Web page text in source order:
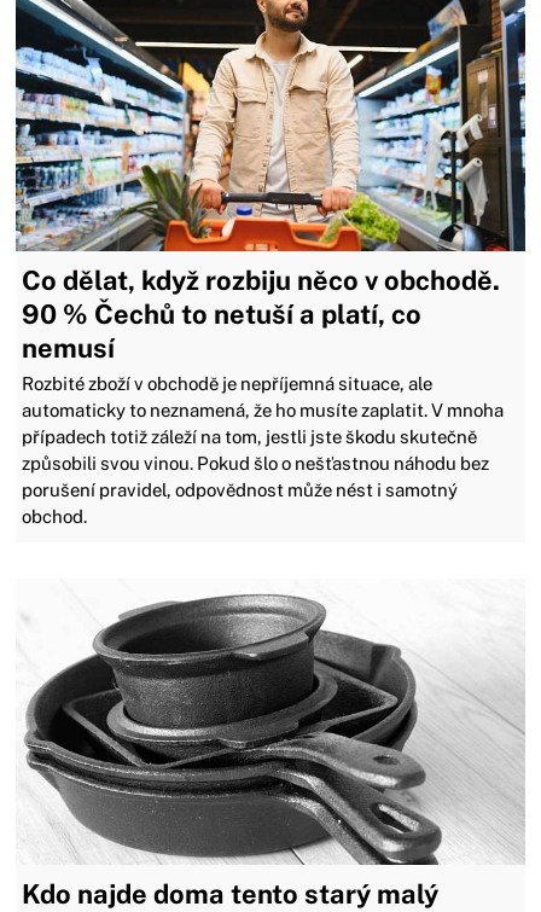
Co dělat, když rozbiju něco v obchodě.
90 % Čechů to netuší a platí, co
nemusí
Rozbité zboží v obchodě je nepříjemná situace, ale
automaticky to neznamená, že ho musíte zaplatit. V mnoha
případech totiž záleží na tom, jestli jste škodu skutečně
způsobili svou vinou. Pokud šlo o nešťastnou náhodu bez
porušení pravidel, odpovědnost může nést i samotný
obchod.
Kdo najde doma tento starý malý